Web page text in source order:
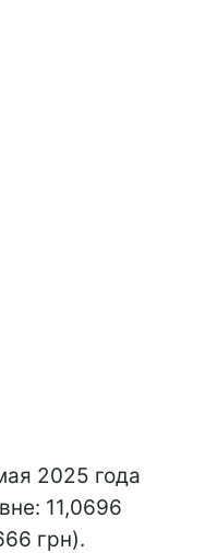
2025 года
11,0696
грн).